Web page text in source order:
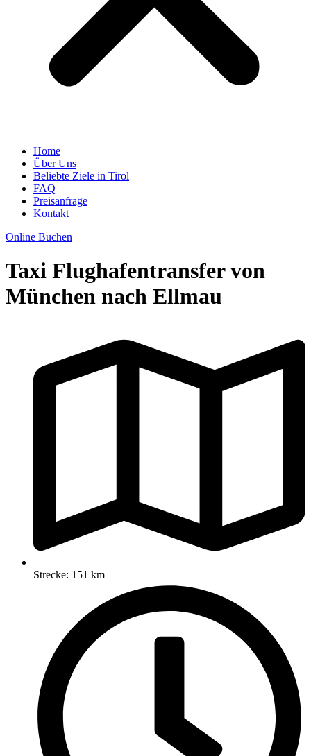
Home
Über Uns
Beliebte Ziele in Tirol
FAQ
Preisanfrage
Kontakt
Online Buchen
Taxi Flughafentransfer von
München nach Ellmau
Strecke: 151 km